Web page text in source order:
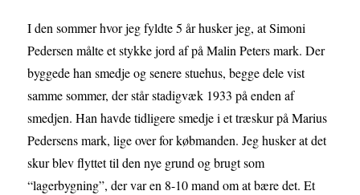
I den sommer hvor jeg fyldte 5 år husker jeg, at Simoni
Pedersen målte et stykke jord af på Malin Peters mark. Der
byggede han smedje og senere stuehus, begge dele vist
samme sommer, der står stadigvæk 1933 på enden af
smedjen. Han havde tidligere smedje i et træskur på Marius
Pedersens mark, lige over for købmanden. Jeg husker at det
skur blev flyttet til den nye grund og brugt som
“lagerbygning”, der var en 8-10 mand om at bære det. Et